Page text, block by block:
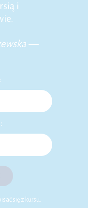
i
—
się z kursu.